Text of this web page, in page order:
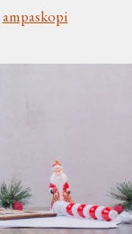
ampaskopi